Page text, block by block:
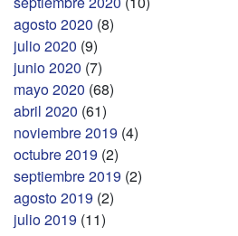
agosto 2020 (8)
julio 2020 (9)
junio 2020 (7)
mayo 2020 (68)
abril 2020 (61)
noviembre 2019 (4)
octubre 2019 (2)
septiembre 2019 (2)
agosto 2019 (2)
julio 2019 (11)